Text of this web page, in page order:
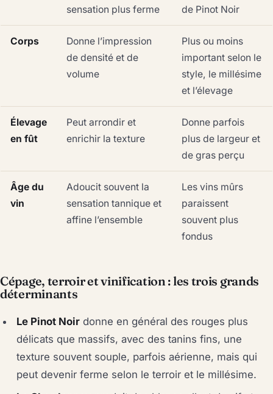
sensation plus ferme de Pinot Noir
Corps
Donne l’impression
de densité et de
volume
Plus ou moins
important selon le
style, le millésime
et l’élevage
Élevage
en fût
Peut arrondir et
enrichir la texture
Donne parfois
plus de largeur et
de gras perçu
Âge du
vin
Adoucit souvent la
sensation tannique et
affine l’ensemble
Les vins mûrs
paraissent
souvent plus
fondus
Cépage, terroir et vinification : les trois grands
déterminants
Le Pinot Noir donne en général des rouges plus
délicats que massifs, avec des tanins fins, une
texture souvent souple, parfois aérienne, mais qui
peut devenir ferme selon le terroir et le millésime.